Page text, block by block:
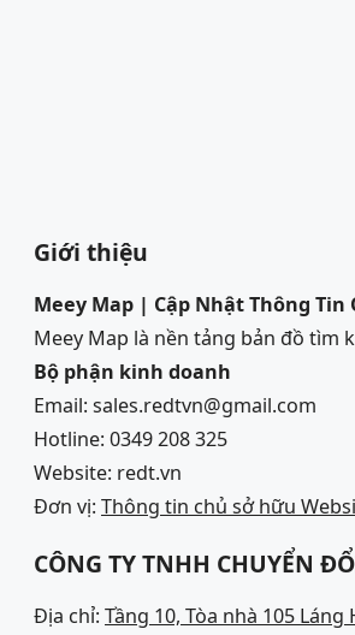
Giới thiệu
Meey Map | Cập Nhật Thông
Meey Map là nền tảng bản đồ tìm
Bộ phận kinh doanh
Email: sales.redtvn@gmail.com
Hotline: 0349 208 325
Website: redt.vn
Đơn vị: Thông tin chủ sở hữu
CÔNG TY TNHH CHUYỂN
Địa chỉ: Tầng 10, Tòa nhà 105